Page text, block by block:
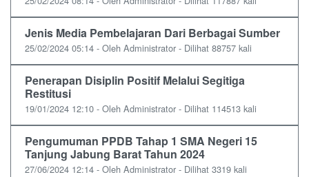
Jenis Media Pembelajaran Dari Berbagai Sumber
25/02/2024 05:14 - Oleh Administrator - Dilihat 88757 kali
Penerapan Disiplin Positif Melalui Segitiga
Restitusi
19/01/2024 12:10 - Oleh Administrator - Dilihat 114513 kali
Pengumuman PPDB Tahap 1 SMA Negeri 15
Tanjung Jabung Barat Tahun 2024
27/06/2024 12:14 - Oleh Administrator - Dilihat 3319 kali